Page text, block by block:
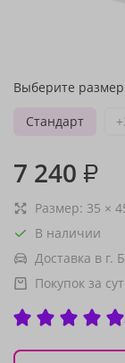
Выберите размер
Стандарт
7 240 ₽
Размер: 35 ×
В наличии
Доставка в г.
Покупок за